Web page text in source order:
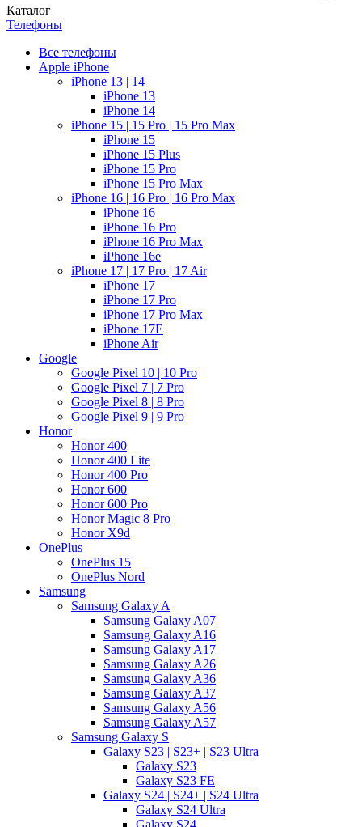
Каталог
Телефоны
Все телефоны
Apple iPhone
iPhone 13 | 14
iPhone 13
iPhone 14
iPhone 15 | 15 Pro | 15 Pro Max
iPhone 15
iPhone 15 Plus
iPhone 15 Pro
iPhone 15 Pro Max
iPhone 16 | 16 Pro | 16 Pro Max
iPhone 16
iPhone 16 Pro
iPhone 16 Pro Max
iPhone 16e
iPhone 17 | 17 Pro | 17 Air
iPhone 17
iPhone 17 Pro
iPhone 17 Pro Max
iPhone 17E
iPhone Air
Google
Google Pixel 10 | 10 Pro
Google Pixel 7 | 7 Pro
Google Pixel 8 | 8 Pro
Google Pixel 9 | 9 Pro
Honor
Honor 400
Honor 400 Lite
Honor 400 Pro
Honor 600
Honor 600 Pro
Honor Magic 8 Pro
Honor X9d
OnePlus
OnePlus 15
OnePlus Nord
Samsung
Samsung Galaxy A
Samsung Galaxy A07
Samsung Galaxy A16
Samsung Galaxy A17
Samsung Galaxy A26
Samsung Galaxy A36
Samsung Galaxy A37
Samsung Galaxy A56
Samsung Galaxy A57
Samsung Galaxy S
Galaxy S23 | S23+ | S23 Ultra
Galaxy S23
Galaxy S23 FE
Galaxy S24 | S24+ | S24 Ultra
Galaxy S24 Ultra
Galaxy S24